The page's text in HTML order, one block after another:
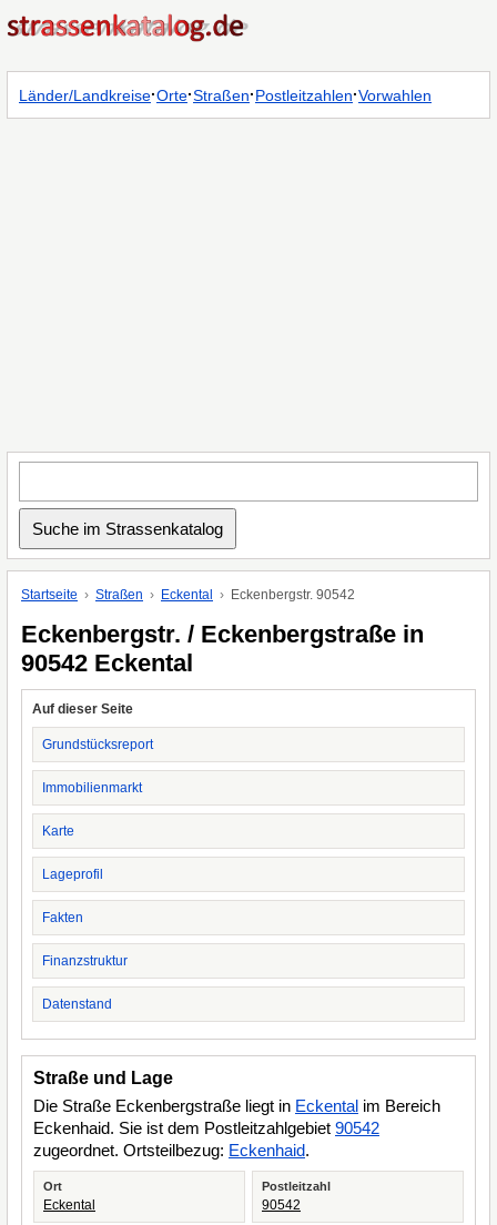
Länder/Landkreise·Orte·Straßen·Postleitzahlen·Vorwahlen
Startseite Straßen Eckental Eckenbergstr. 90542
Eckenbergstr. / Eckenbergstraße in
90542 Eckental
Auf dieser Seite
Grundstücksreport
Immobilienmarkt
Karte
Lageprofil
Fakten
Finanzstruktur
Datenstand
Straße und Lage
Die Straße Eckenbergstraße liegt in Eckental im Bereich
Eckenhaid. Sie ist dem Postleitzahlgebiet 90542
zugeordnet. Ortsteilbezug: Eckenhaid.
Ort
Eckental
Postleitzahl
90542